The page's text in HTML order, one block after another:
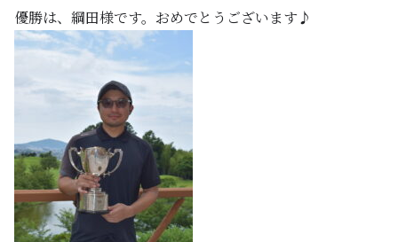
レストランメニュー
RESTAURANT
RESERVATION
施設紹介
FACILITY
会員専用ページ
MEMBERSHIP
優勝は、綱田様です。おめでとうございます♪